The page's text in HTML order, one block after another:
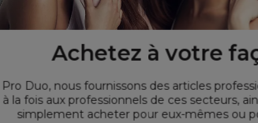
Achetez à votre
Pro Duo, nous fournissons des articles
la fois aux professionnels de ces secteurs,
simplement acheter pour eux-mêmes ou
réduit la casse de 89%
d'utilisation
et se sentent en meilleure santé après
des dommages causés par les outils
et renforce les cheveux